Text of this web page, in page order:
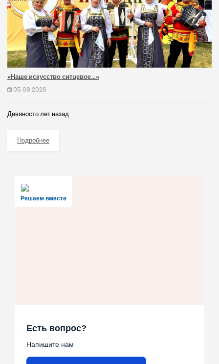
«Наше искусство ситцевое…»
05.08.2026
Девяносто лет назад
Подробнее
Решаем вместе
Есть вопрос?
Напишите нам